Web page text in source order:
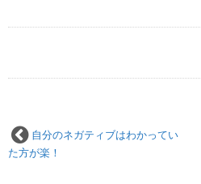
自分のネガティブはわかってい
た方が楽！